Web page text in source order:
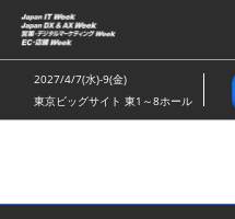
ス
キ
ッ
し
む
2027/4/7(水)-9(金)
東京ビッグサイト 東1～8ホール